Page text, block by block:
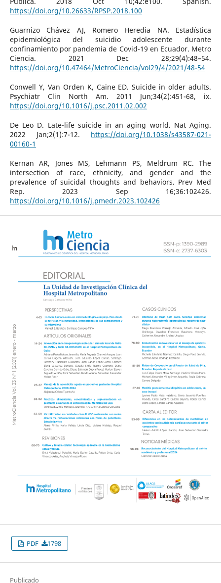
https://doi.org/10.26633/RPSP.2018.100
Guarnizo Chávez AJ, Romero Heredia NA. Estadística
epidemiológica del suicidio adolescente durante
confinamiento por pandemia de Covid-19 en Ecuador. Metro
Ciencia. 2021 Dec 28;29(4):48–54.
https://doi.org/10.47464/MetroCiencia/vol29/4/2021/48-54
Conwell Y, Van Orden K, Caine ED. Suicide in older adults.
Psychiatr Clin North Am. 2011 Jun;34(2):451-68, ix.
https://doi.org/10.1016/j.psc.2011.02.002
De Leo D. Late-life suicide in an aging world. Nat Aging.
2022 Jan;2(1):7-12. https://doi.org/10.1038/s43587-021-
00160-1
Kernan AR, Jones MS, Lehmann PS, Meldrum RC. The
intersection of race, ethnicity, and gender and the
prevalence of suicidal thoughts and behaviors. Prev Med
Rep. 2023 Sep 16;36:102426.
https://doi.org/10.1016/j.pmedr.2023.102426
PDF 1798
Publicado